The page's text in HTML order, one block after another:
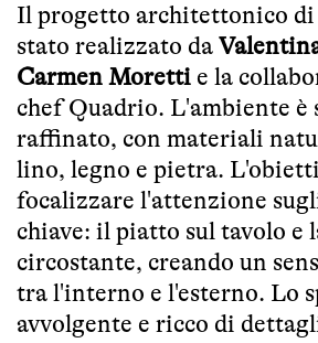
Il progetto architettonico di
stato realizzato da
Carmen Moretti e la
chef Quadrio. L'ambiente è
raffinato, con materiali
lino, legno e pietra.
focalizzare l'attenzione
chiave: il piatto sul tavolo e
circostante, creando un
tra l'interno e l'esterno. Lo
avvolgente e ricco di